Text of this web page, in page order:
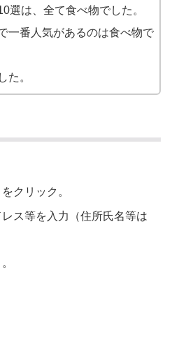
選は、全て食べ物でした。
一番人気があるのは食べ物で
た。
クリック。
ス等を入力（住所氏名等は